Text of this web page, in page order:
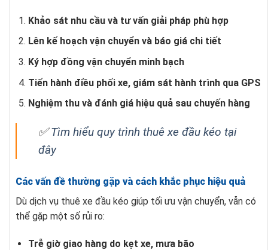
Khảo sát nhu cầu và tư vấn giải pháp phù hợp
Lên kế hoạch vận chuyển và báo giá chi tiết
Ký hợp đồng vận chuyển minh bạch
Tiến hành điều phối xe, giám sát hành trình qua GPS
Nghiệm thu và đánh giá hiệu quả sau chuyến hàng
✅Tìm hiểu quy trình thuê xe đầu kéo tại
đây
Các vấn đề thường gặp và cách khắc phục hiệu quả
Dù dịch vụ thuê xe đầu kéo giúp tối ưu vận chuyển, vẫn có
thể gặp một số rủi ro:
Trễ giờ giao hàng do kẹt xe, mưa bão